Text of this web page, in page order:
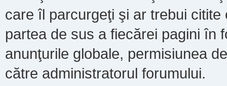
care îl parcurgeţi şi ar trebui
partea de sus a fiecărei pagini în
anunţurile globale, permisiunea
către administratorul forumului.